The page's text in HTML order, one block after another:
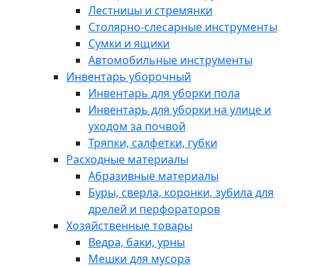
Лестницы и стремянки
Столярно-слесарные инструменты
Сумки и ящики
Автомобильные инструменты
Инвентарь уборочный
Инвентарь для уборки пола
Инвентарь для уборки на улице и
уходом за почвой
Тряпки, салфетки, губки
Расходные материалы
Абразивные материалы
Буры, сверла, коронки, зубила для
дрелей и перфораторов
Хозяйственные товары
Ведра, баки, урны
Мешки для мусора